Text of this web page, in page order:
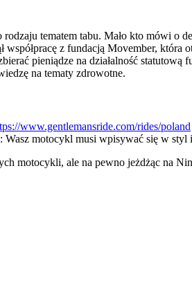
rodzaju tematem tabu. Mało kto mówi
współpracę z fundacją Movember,
pieniądze na działalność
na tematy zdrowotne.
www.gentlemansride.com/rides/poland
Wasz motocykl musi wpisywać się w styl
motocykli, ale na pewno jeżdżąc na